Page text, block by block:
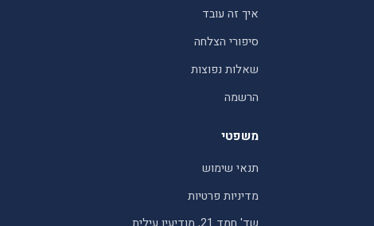
איך זה עובד
סיפורי הצלחה
שאלות נפוצות
הרשמה
משפטי
תנאי שימוש
מדיניות פרטיות